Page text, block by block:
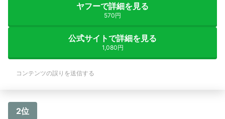
ヤフーで詳細を見る
570円
公式サイトで詳細を見る
1,080円
コンテンツの誤りを送信する
2位